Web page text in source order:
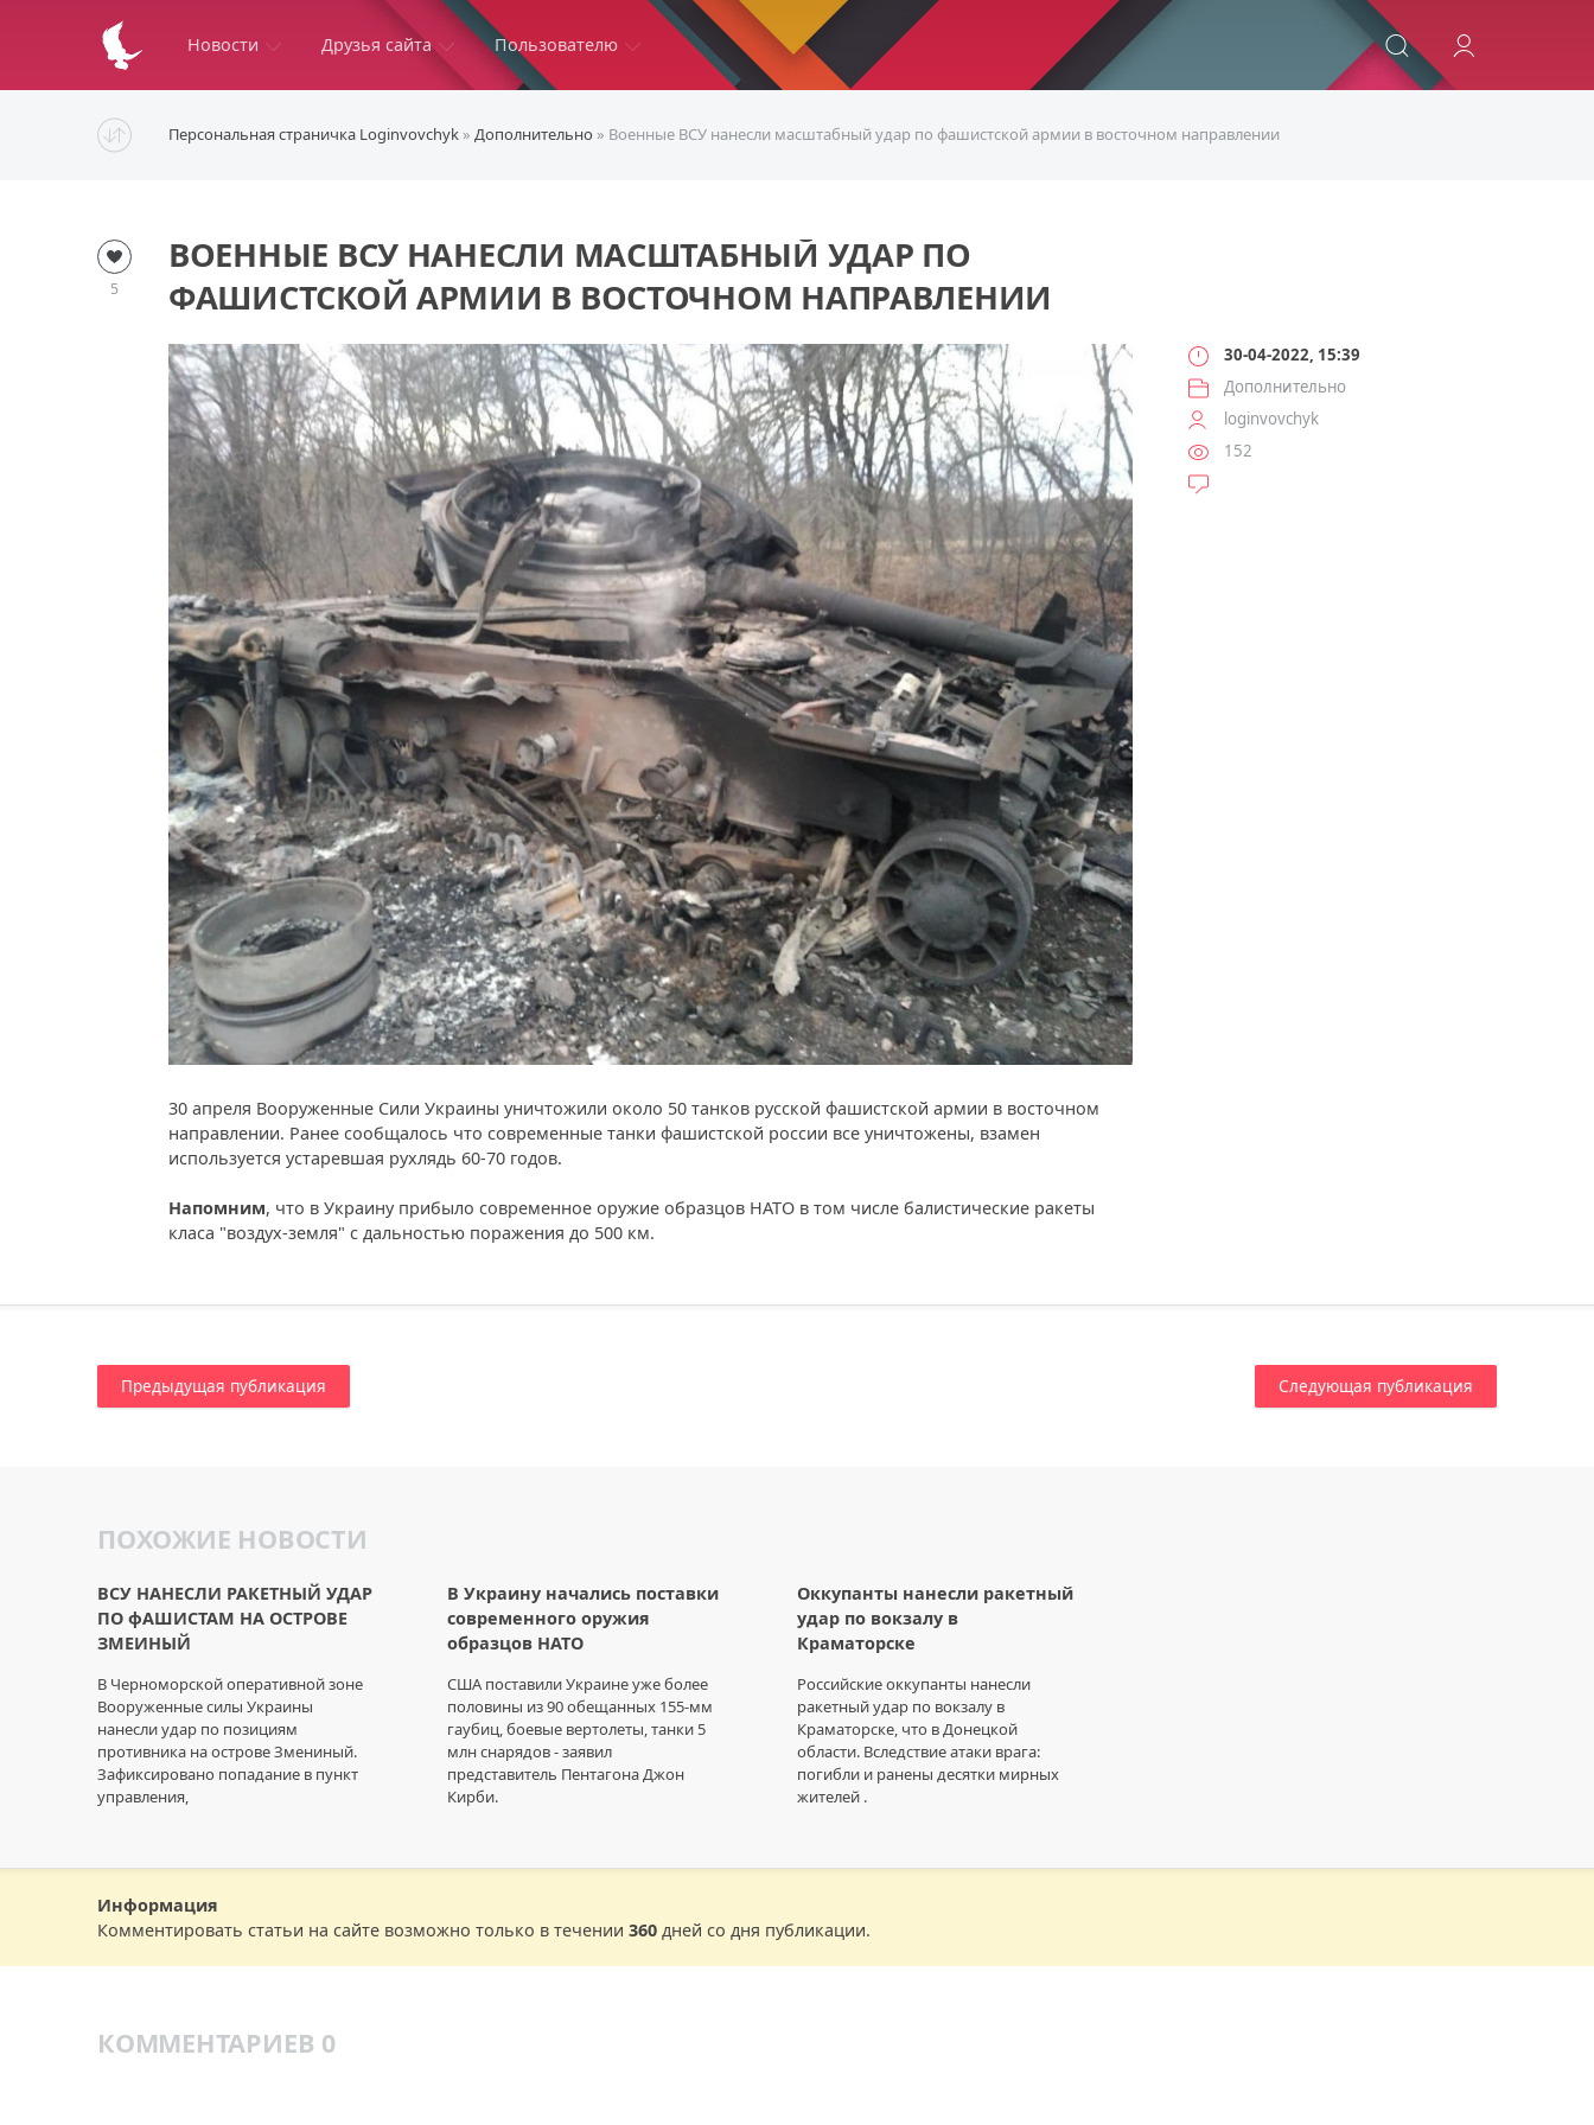
ИСКАТЬ
Новости Друзья сайта Пользователю
Персональная страничка Loginvovchyk » Дополнительно » Военные ВСУ нанесли масштабный удар по фашистской армии в восточном направлении
ВОЕННЫЕ ВСУ НАНЕСЛИ МАСШТАБНЫЙ УДАР ПО
ФАШИСТСКОЙ АРМИИ В ВОСТОЧНОМ НАПРАВЛЕНИИ
30-04-2022, 15:39
Дополнительно
loginvovchyk
152
5
30 апреля Вооруженные Сили Украины уничтожили около 50 танков русской фашистской армии в восточном
направлении. Ранее сообщалось что современные танки фашистской россии все уничтожены, взамен
используется устаревшая рухлядь 60-70 годов.
Напомним, что в Украину прибыло современное оружие образцов НАТО в том числе балистические ракеты
класа "воздух-земля" с дальностью поражения до 500 км.
Предыдущая публикация Следующая публикация
ПОХОЖИЕ НОВОСТИ
ВСУ НАНЕСЛИ РАКЕТНЫЙ УДАР
ПО фАШИСТАМ НА ОСТРОВЕ
ЗМЕИНЫЙ
В Черноморской оперативной зоне
Вооруженные силы Украины
нанесли удар по позициям
противника на острове Змениный.
Зафиксировано попадание в пункт
управления,
В Украину начались поставки
современного оружия
образцов НАТО
США поставили Украине уже более
половины из 90 обещанных 155-мм
гаубиц, боевые вертолеты, танки 5
млн снарядов - заявил
представитель Пентагона Джон
Кирби.
Оккупанты нанесли ракетный
удар по вокзалу в
Краматорске
Российские оккупанты нанесли
ракетный удар по вокзалу в
Краматорске, что в Донецкой
области. Вследствие атаки врага:
погибли и ранены десятки мирных
жителей .
Информация
Комментировать статьи на сайте возможно только в течении 360 дней со дня публикации.
КОММЕНТАРИЕВ 0